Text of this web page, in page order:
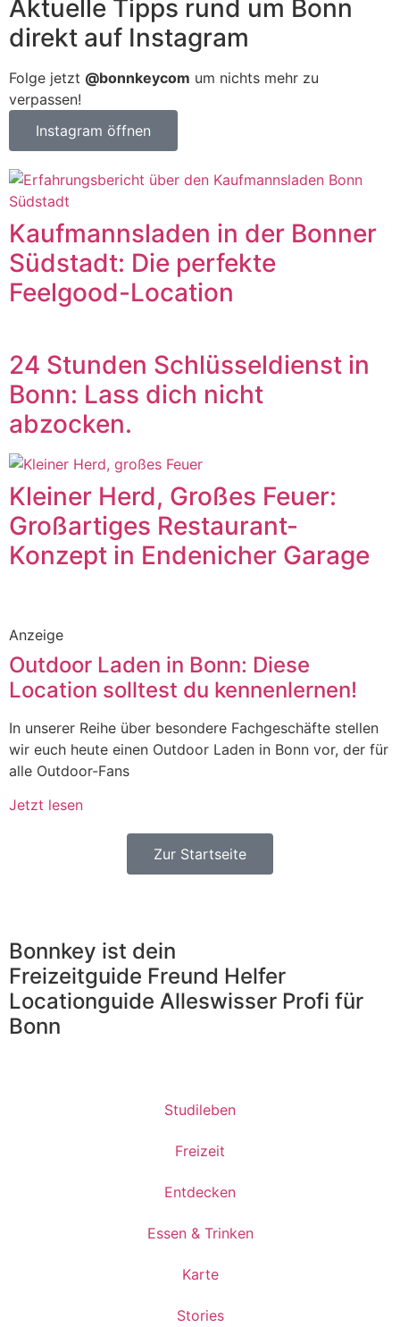
Aktuelle Tipps rund um Bonn
direkt auf Instagram
Folge jetzt @bonnkeycom um nichts mehr zu
verpassen!
Instagram öffnen
Kaufmannsladen in der Bonner
Südstadt: Die perfekte
Feelgood-Location
24 Stunden Schlüsseldienst in
Bonn: Lass dich nicht
abzocken.
Kleiner Herd, Großes Feuer:
Großartiges Restaurant-
Konzept in Endenicher Garage
Anzeige
Outdoor Laden in Bonn: Diese
Location solltest du kennenlernen!
In unserer Reihe über besondere Fachgeschäfte stellen
wir euch heute einen Outdoor Laden in Bonn vor, der für
alle Outdoor-Fans
Jetzt lesen
Zur Startseite
Bonnkey ist dein
Freizeitguide Freund Helfer
Locationguide Alleswisser Profi für
Bonn
Studileben
Freizeit
Entdecken
Essen & Trinken
Karte
Stories